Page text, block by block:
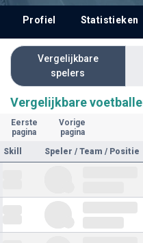
Profiel Statistieken
Vergelijkbare
spelers
Vergelijkbare
Eerste
pagina
Vorige
pagina
Skill
Speler / Team / Positie